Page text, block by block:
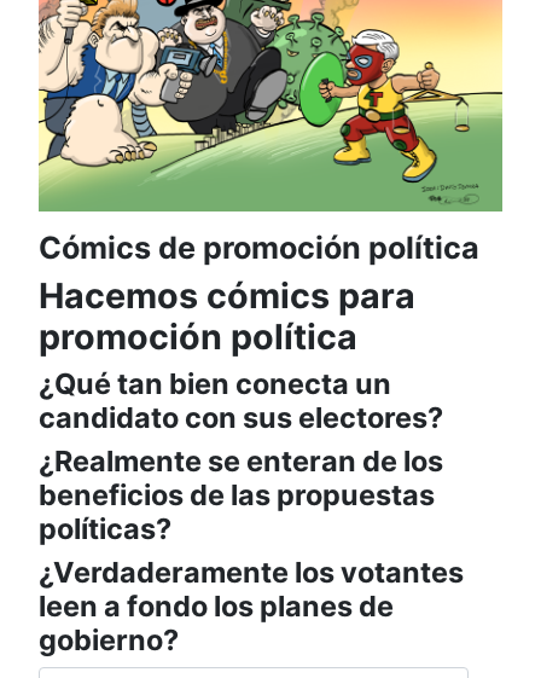
Cómics de promoción política
Hacemos cómics para
promoción política
¿Qué tan bien conecta un
candidato con sus electores?
¿Realmente se enteran de los
beneficios de las propuestas
políticas?
¿Verdaderamente los votantes
leen a fondo los planes de
gobierno?